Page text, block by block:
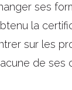
ses
la
sur les
de ses